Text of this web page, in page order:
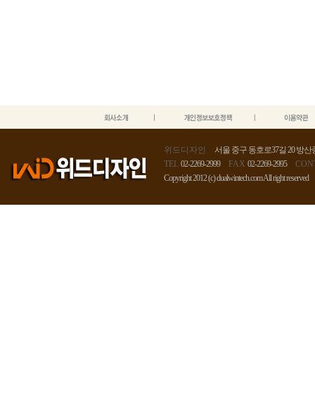
위드디자인
서울 중구 동호로37길 20 방산
TEL 02-2269-2999 FAX 02-2269-2995
Copyright 2012 (c) dualwintech.com All right reserved